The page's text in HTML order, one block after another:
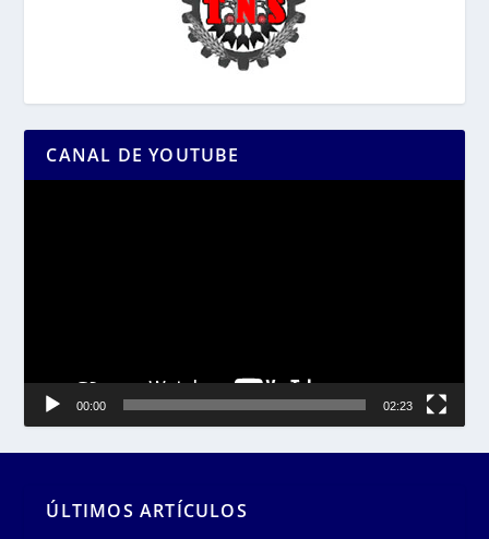
CANAL DE YOUTUBE
00:00 02:23
ÚLTIMOS ARTÍCULOS